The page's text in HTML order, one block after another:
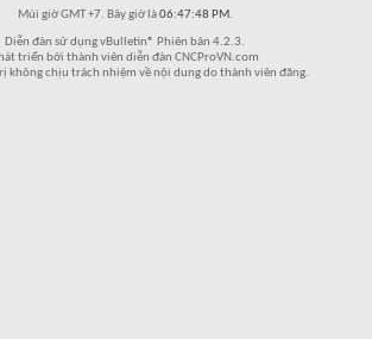
Múi giờ GMT +7. Bây giờ là06:47:48 PM.
Diễn đàn sử dụng vBulletin® Phiên bản 4.2.3.
triển bởi thành viên diễn đàn CNCProVN.com
không chịu trách nhiệm về nội dung do thành viên đăng.